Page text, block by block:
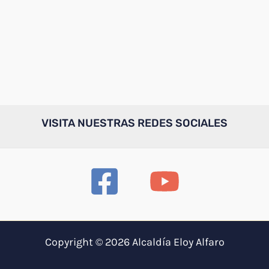
VISITA NUESTRAS REDES SOCIALES
Copyright © 2026 Alcaldía Eloy Alfaro